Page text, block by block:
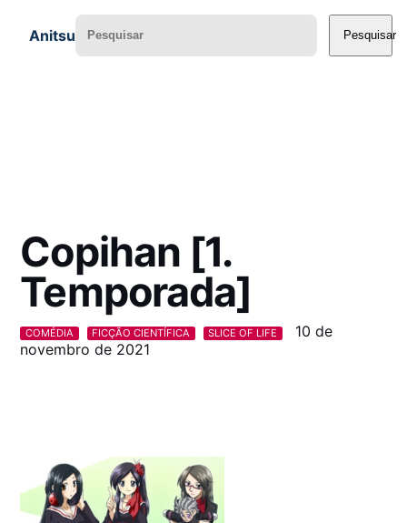
Anitsu Pesquisar
Copihan [1.
Temporada]
COMÉDIA FICÇÃO CIENTÍFICA SLICE OF LIFE
10 de
novembro de 2021